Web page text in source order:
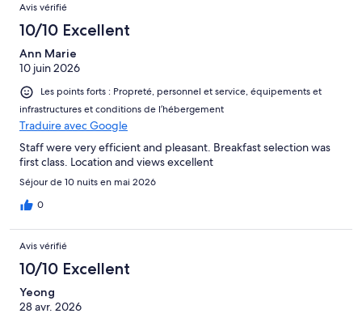
Avis vérifié
10/10 Excellent
Ann Marie
10 juin 2026
Les points forts : Propreté, personnel et service, équipements et
infrastructures et conditions de l’hébergement
Traduire avec Google
Staff were very efficient and pleasant. Breakfast selection was
first class. Location and views excellent
Séjour de 10 nuits en mai 2026
0
Avis vérifié
10/10 Excellent
Yeong
28 avr. 2026